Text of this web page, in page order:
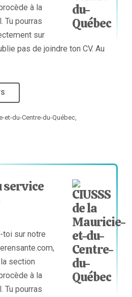
à la
Tu pourras
sur
pas de joindre ton CV. Au
et-du-Centre-du-Québec,
service
toi sur notre
section
à la
Tu pourras